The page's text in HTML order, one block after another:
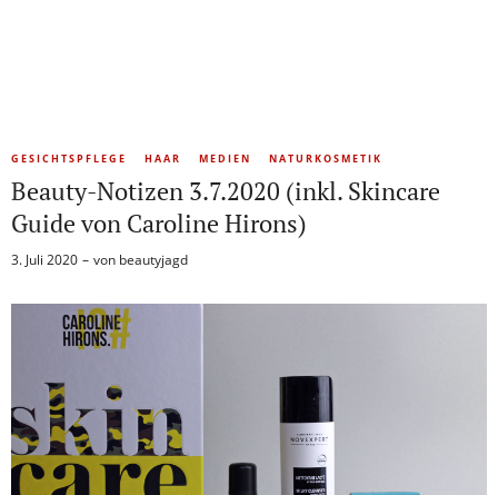
GESICHTSPFLEGE HAAR MEDIEN NATURKOSMETIK
Beauty-Notizen 3.7.2020 (inkl. Skincare
Guide von Caroline Hirons)
3. Juli 2020 von beautyjagd